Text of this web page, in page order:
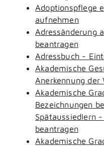
Adoptionspflege
aufnehmen
Adressänderung
beantragen
Adressbuch -
Akademische
Anerkennung
Akademische
Bezeichnungen
Spätaussiedlern
beantragen
Akademische